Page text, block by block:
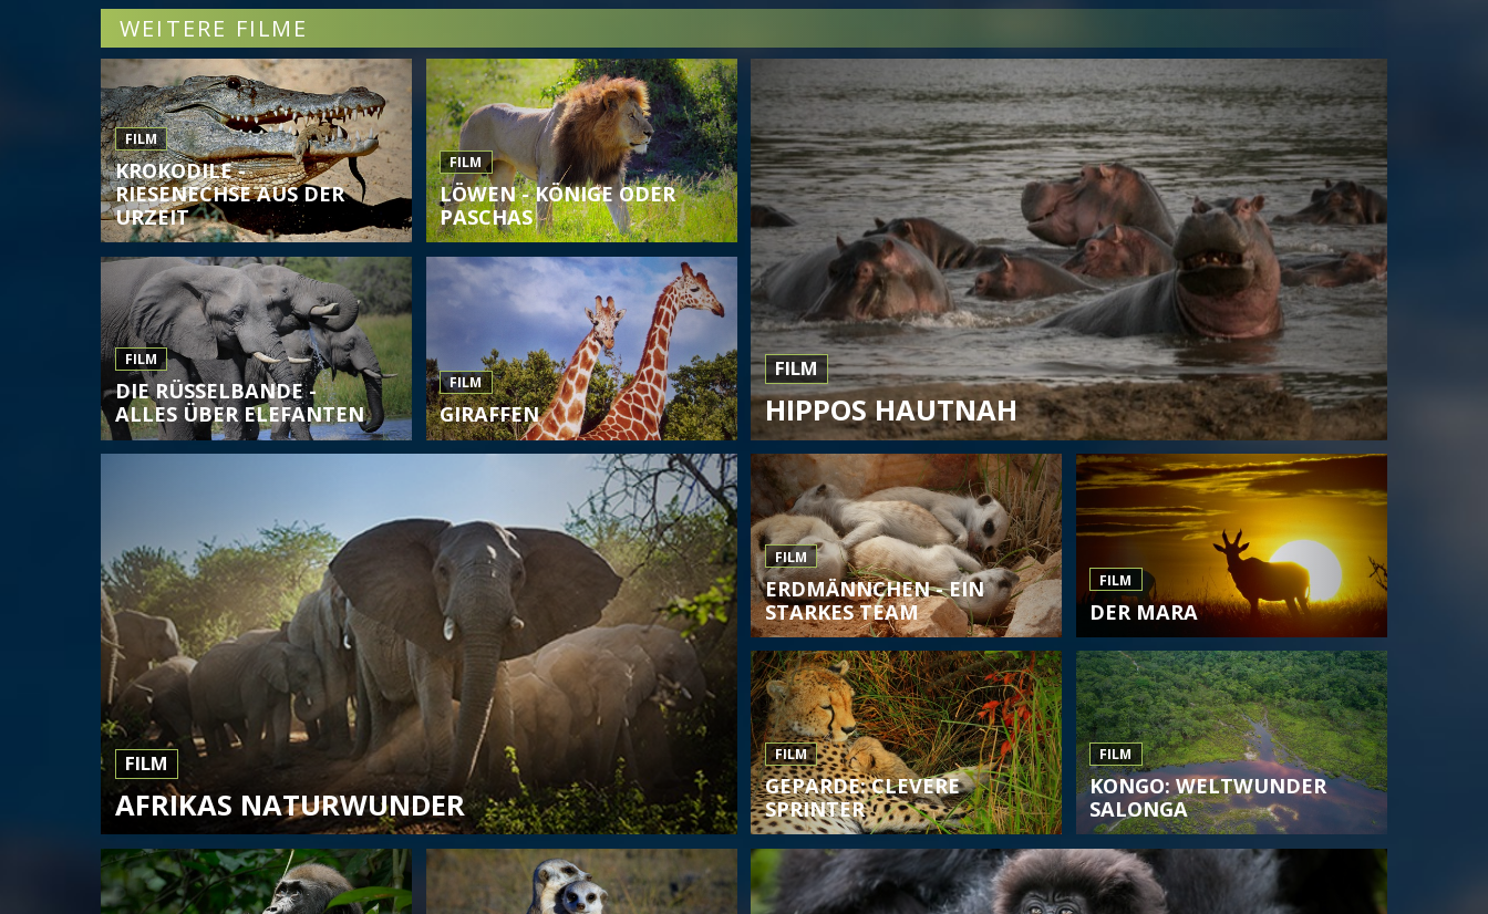
WEITERE FILME
FILM
HIPPOS HAUTNAH
FILM
KROKODILE -
RIESENECHSE AUS DER
URZEIT
FILM
LÖWEN - KÖNIGE ODER
PASCHAS
FILM
DIE RÜSSELBANDE -
ALLES ÜBER ELEFANTEN
FILM
GIRAFFEN
FILM
AFRIKAS NATURWUNDER
FILM
ERDMÄNNCHEN - EIN
STARKES TEAM
FILM
DER MARA
FILM
GEPARDE: CLEVERE
SPRINTER
FILM
KONGO: WELTWUNDER
SALONGA